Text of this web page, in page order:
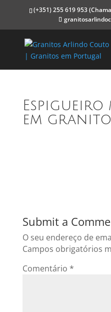
(+351) 255 619 953
em granito
Submit a
O seu endereço de
Campos obrigatórios
Comentário *